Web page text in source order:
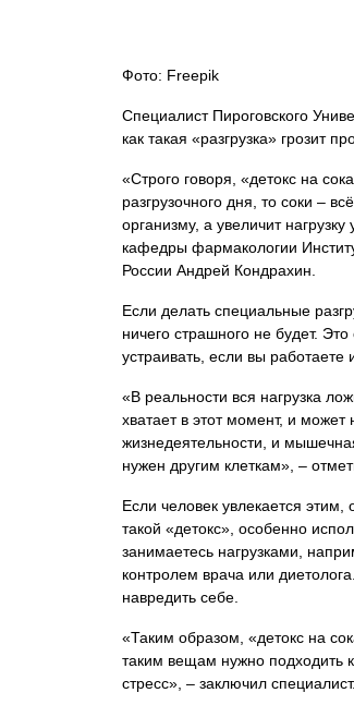
Фото: Freepik
Специалист Пироговского
как такая «разгрузка»
«Строго говоря, «детокс на
разгрузочного дня, то соки –
организму, а увеличит
кафедры фармакологии
России Андрей Кондрахин.
Если делать специальные
ничего страшного не будет.
устраивать, если вы
«В реальности вся нагрузка
хватает в этот момент, и может
жизнедеятельности, и
нужен другим клеткам», –
Если человек увлекается
такой «детокс», особенно
занимаетесь нагрузками,
контролем врача или
навредить себе.
«Таким образом, «детокс на
таким вещам нужно подходить
стресс», – заключил специалист.